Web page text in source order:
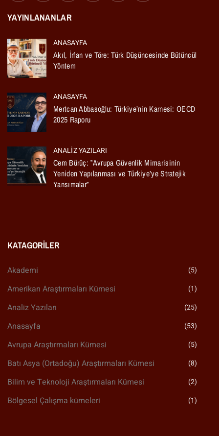
YAYINLANANLAR
ANASAYFA
Akıl, İrfan ve Töre: Türk Düşüncesinde Bütüncül
Yöntem
ANASAYFA
Mertcan Abbasoğlu: Türkiye’nin Karnesi: OECD
2025 Raporu
ANALIZ YAZILARI
Cem Bürüç: ”Avrupa Güvenlik Mimarisinin
Yeniden Yapılanması ve Türkiye’ye Stratejik
Yansımalar”
KATAGORILER
Akademi (5)
Amerikan Araştırmaları Kümesi (1)
Analiz Yazıları (25)
Anasayfa (53)
Avrupa Araştırmaları Kümesi (5)
Batı Asya (Ortadoğu) Araştırmaları Kümesi (8)
Bilim ve Teknoloji Araştırmaları Kümesi (2)
Bölgesel Çalışma kümeleri (1)